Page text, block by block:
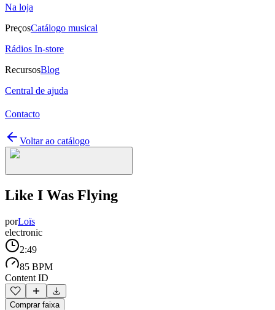
Na loja
PreçosCatálogo musical
Rádios In-store
RecursosBlog
Central de ajuda
Contacto
Voltar ao catálogo
Like I Was Flying
porLoïs
electronic
2:49
85 BPM
Content ID
Comprar faixa